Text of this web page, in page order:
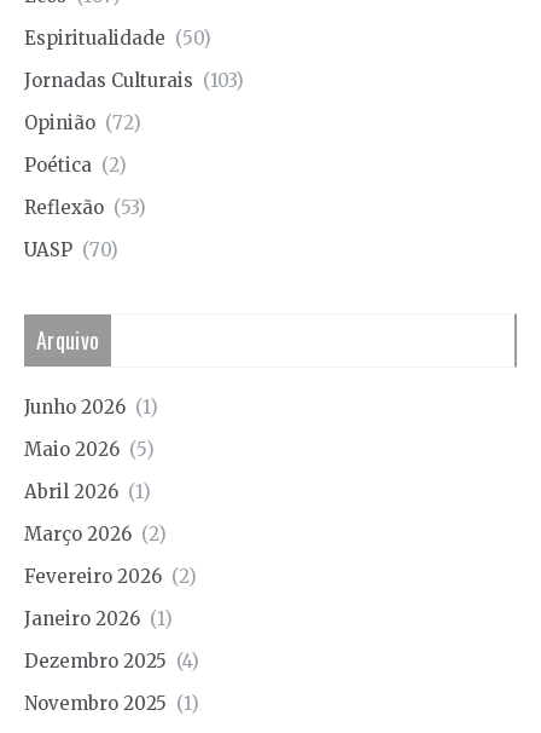
Espiritualidade (50)
Jornadas Culturais (103)
Opinião (72)
Poética (2)
Reflexão (53)
UASP (70)
Arquivo
Junho 2026 (1)
Maio 2026 (5)
Abril 2026 (1)
Março 2026 (2)
Fevereiro 2026 (2)
Janeiro 2026 (1)
Dezembro 2025 (4)
Novembro 2025 (1)